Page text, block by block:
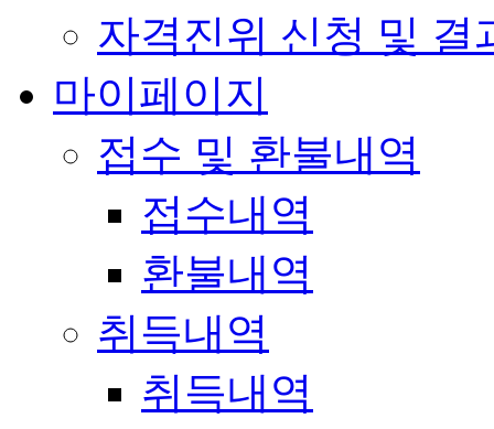
자격진위 신청 및 결
마이페이지
접수 및 환불내역
접수내역
환불내역
취득내역
취득내역